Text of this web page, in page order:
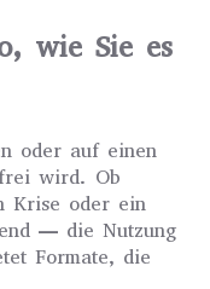
wie Sie es
oder auf einen
wird. Ob
Krise oder ein
— die Nutzung
Formate, die